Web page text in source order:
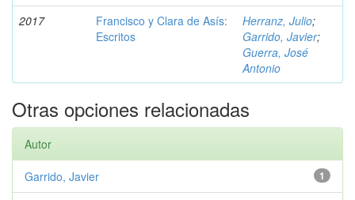
2017
Francisco y Clara de Asís:
Escritos
Herranz, Julio;
Garrido, Javier;
Guerra, José
Antonio
Otras opciones relacionadas
Autor
1
Garrido, Javier